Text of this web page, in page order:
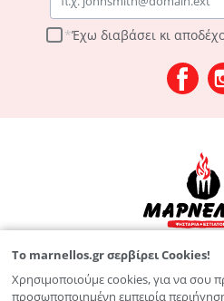
Έχω διαβάσει κι
Λεωφ.
2810
To marnellos.gr σερβίρει Cookies!
Χρησιμοποιούμε cookies, για να σου
προσωποποιημένη εμπειρία